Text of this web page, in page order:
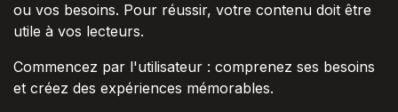
ou vos besoins. Pour réussir, votre contenu doit être
utile à vos lecteurs.
Commencez par l'utilisateur : comprenez ses besoins
et créez des expériences mémorables.